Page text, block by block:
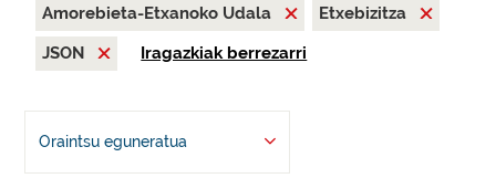
Amorebieta-Etxanoko Udala
Etxebizitza
JSON
Iragazkiak berrezarri
Oraintsu eguneratua